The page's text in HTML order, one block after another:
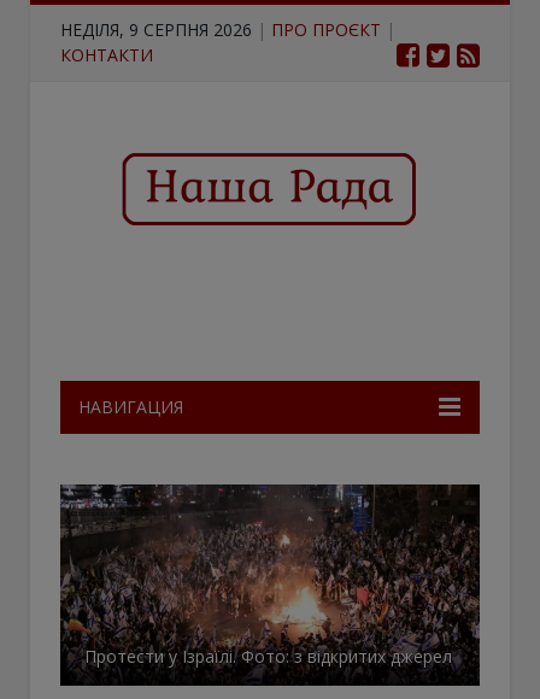
НЕДІЛЯ, 9 СЕРПНЯ 2026 | ПРО ПРОЄКТ |
КОНТАКТИ
НАВИГАЦИЯ
Протести у Ізраїлі. Фото: з відкритих джерел